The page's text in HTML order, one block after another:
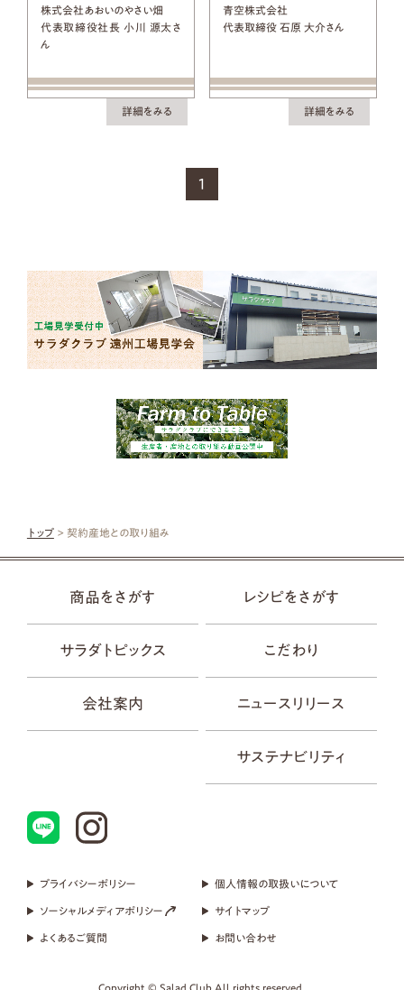
株式会社あおいのやさい畑
代表取締役社長 小川 源太さ
ん
詳細をみる
青空株式会社
代表取締役 石原 大介さん
詳細をみる
1
トップ > 契約産地との取り組み
商品をさがす レシピをさがす
サラダトピックス こだわり
会社案内 ニュースリリース
サステナビリティ
プライバシーポリシー 個人情報の取扱いについて
ソーシャルメディアポリシー サイトマップ
よくあるご質問 お問い合わせ